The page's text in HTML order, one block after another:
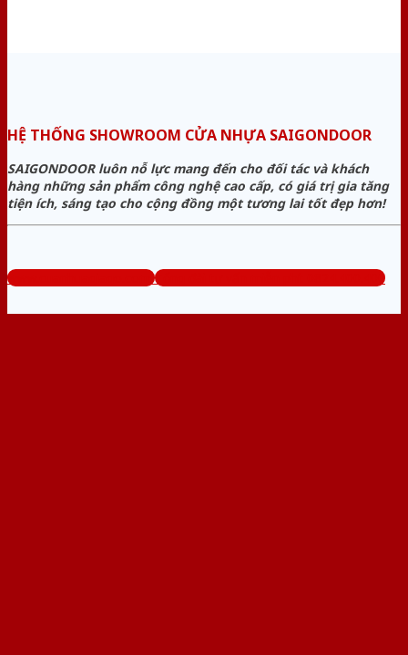
HỆ THỐNG SHOWROOM CỬA NHỰA SAIGONDOOR
SAIGONDOOR luôn nỗ lực mang đến cho đối tác và khách
hàng những sản phẩm công nghệ cao cấp, có giá trị gia tăng
tiện ích, sáng tạo cho cộng đồng một tương lai tốt đẹp hơn!
www.cuanhuagiago.com Tổng đài tư vấn miễn phí: 0824.400.400